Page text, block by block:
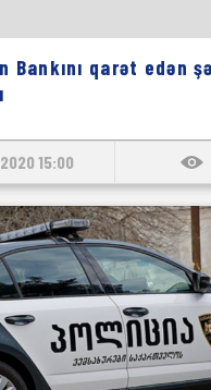
Bankını qarət edən
15:00